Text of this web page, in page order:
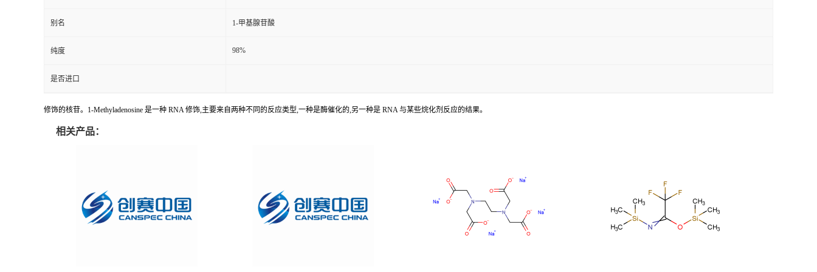
别名 1-甲基腺苷酸
纯度 98%
是否进口
修饰的核苷。1-Methyladenosine 是一种 RNA 修饰,主要来自两种不同的反应类型,一种是酶催化的,另一种是 RNA 与某些烷化剂反应的结果。
相关产品：